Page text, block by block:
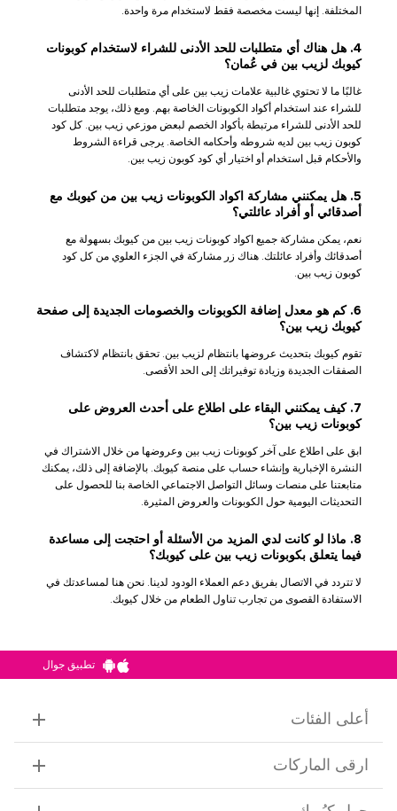
المختلفة. إنها ليست مخصصة فقط لاستخدام مرة واحدة.
4. هل هناك أي متطلبات للحد الأدنى للشراء لاستخدام كوبونات
كيوبك لزيب بين في عُمان؟
غالبًا ما لا تحتوي غالبية علامات زيب بين على أي متطلبات للحد الأدنى
للشراء عند استخدام أكواد الكوبونات الخاصة بهم. ومع ذلك، يوجد متطلبات
للحد الأدنى للشراء مرتبطة بأكواد الخصم لبعض موزعي زيب بين. كل كود
كوبون زيب بين لديه شروطه وأحكامه الخاصة. يرجى قراءة الشروط
والأحكام قبل استخدام أو اختيار أي كود كوبون زيب بين.
5. هل يمكنني مشاركة اكواد الكوبونات زيب بين من كيوبك مع
أصدقائي أو أفراد عائلتي؟
نعم، يمكن مشاركة جميع اكواد كوبونات زيب بين من كيوبك بسهولة مع
أصدقائك وأفراد عائلتك. هناك زر مشاركة في الجزء العلوي من كل كود
كوبون زيب بين.
6. كم هو معدل إضافة الكوبونات والخصومات الجديدة إلى صفحة
كيوبك زيب بين؟
تقوم كيوبك بتحديث عروضها بانتظام لزيب بين. تحقق بانتظام لاكتشاف
الصفقات الجديدة وزيادة توفيراتك إلى الحد الأقصى.
7. كيف يمكنني البقاء على اطلاع على أحدث العروض على
كوبونات زيب بين؟
ابق على اطلاع على آخر كوبونات زيب بين وعروضها من خلال الاشتراك في
النشرة الإخبارية وإنشاء حساب على منصة كيوبك. بالإضافة إلى ذلك، يمكنك
متابعتنا على منصات وسائل التواصل الاجتماعي الخاصة بنا للحصول على
التحديثات اليومية حول الكوبونات والعروض المثيرة.
8. ماذا لو كانت لدي المزيد من الأسئلة أو احتجت إلى مساعدة
فيما يتعلق بكوبونات زيب بين على كيوبك؟
لا تتردد في الاتصال بفريق دعم العملاء الودود لدينا. نحن هنا لمساعدتك في
الاستفادة القصوى من تجارب تناول الطعام من خلال كيوبك.
تطبيق جوال
أعلى الفئات
ارقى الماركات